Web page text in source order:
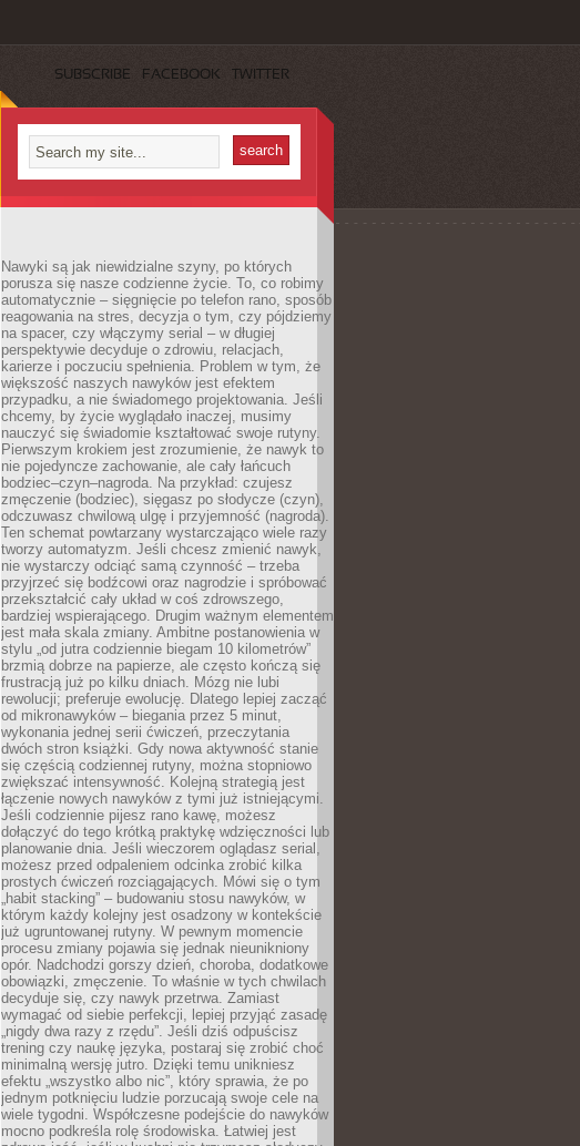
SUBSCRIBE FACEBOOK TWITTER
Nawyki są jak niewidzialne szyny, po których
porusza się nasze codzienne życie. To, co robimy
automatycznie – sięgnięcie po telefon rano, sposób
reagowania na stres, decyzja o tym, czy pójdziemy
na spacer, czy włączymy serial – w długiej
perspektywie decyduje o zdrowiu, relacjach,
karierze i poczuciu spełnienia. Problem w tym, że
większość naszych nawyków jest efektem
przypadku, a nie świadomego projektowania. Jeśli
chcemy, by życie wyglądało inaczej, musimy
nauczyć się świadomie kształtować swoje rutyny.
Pierwszym krokiem jest zrozumienie, że nawyk to
nie pojedyncze zachowanie, ale cały łańcuch
bodziec–czyn–nagroda. Na przykład: czujesz
zmęczenie (bodziec), sięgasz po słodycze (czyn),
odczuwasz chwilową ulgę i przyjemność (nagroda).
Ten schemat powtarzany wystarczająco wiele razy
tworzy automatyzm. Jeśli chcesz zmienić nawyk,
nie wystarczy odciąć samą czynność – trzeba
przyjrzeć się bodźcowi oraz nagrodzie i spróbować
przekształcić cały układ w coś zdrowszego,
bardziej wspierającego. Drugim ważnym elementem
jest mała skala zmiany. Ambitne postanowienia w
stylu „od jutra codziennie biegam 10 kilometrów”
brzmią dobrze na papierze, ale często kończą się
frustracją już po kilku dniach. Mózg nie lubi
rewolucji; preferuje ewolucję. Dlatego lepiej zacząć
od mikronawyków – biegania przez 5 minut,
wykonania jednej serii ćwiczeń, przeczytania
dwóch stron książki. Gdy nowa aktywność stanie
się częścią codziennej rutyny, można stopniowo
zwiększać intensywność. Kolejną strategią jest
łączenie nowych nawyków z tymi już istniejącymi.
Jeśli codziennie pijesz rano kawę, możesz
dołączyć do tego krótką praktykę wdzięczności lub
planowanie dnia. Jeśli wieczorem oglądasz serial,
możesz przed odpaleniem odcinka zrobić kilka
prostych ćwiczeń rozciągających. Mówi się o tym
„habit stacking” – budowaniu stosu nawyków, w
którym każdy kolejny jest osadzony w kontekście
już ugruntowanej rutyny. W pewnym momencie
procesu zmiany pojawia się jednak nieunikniony
opór. Nadchodzi gorszy dzień, choroba, dodatkowe
obowiązki, zmęczenie. To właśnie w tych chwilach
decyduje się, czy nawyk przetrwa. Zamiast
wymagać od siebie perfekcji, lepiej przyjąć zasadę
„nigdy dwa razy z rzędu”. Jeśli dziś odpuścisz
trening czy naukę języka, postaraj się zrobić choć
minimalną wersję jutro. Dzięki temu unikniesz
efektu „wszystko albo nic”, który sprawia, że po
jednym potknięciu ludzie porzucają swoje cele na
wiele tygodni. Współczesne podejście do nawyków
mocno podkreśla rolę środowiska. Łatwiej jest